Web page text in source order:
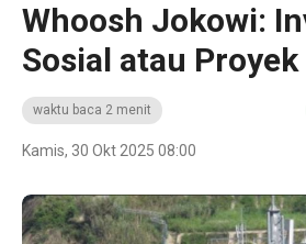
Whoosh Jokowi:
Sosial atau
waktu baca 2 menit
Kamis, 30 Okt 2025 08:00